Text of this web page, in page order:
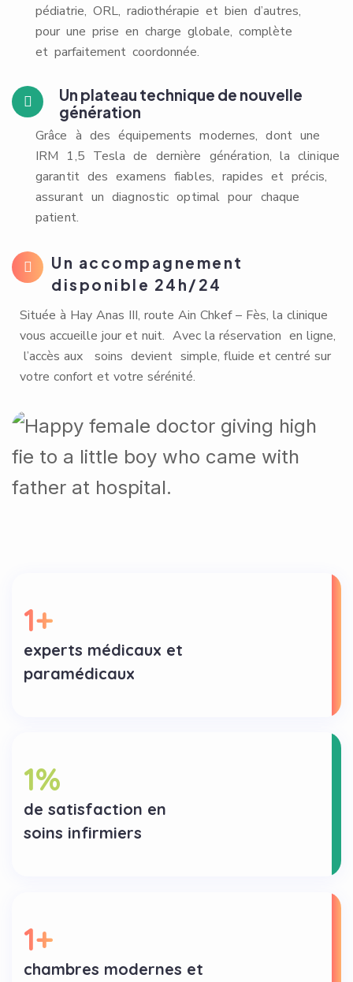
pédiatrie, ORL, radiothérapie et bien d’autres,
pour une prise en charge globale, complète
et parfaitement coordonnée.
Un plateau technique de nouvelle
génération
Grâce à des équipements modernes, dont une
IRM 1,5 Tesla de dernière génération, la clinique
garantit des examens fiables, rapides et précis,
assurant un diagnostic optimal pour chaque
patient.
Un accompagnement
disponible 24h/24
Située à Hay Anas III, route Ain Chkef – Fès, la clinique
vous accueille jour et nuit. Avec la réservation en ligne,
l’accès aux soins devient simple, fluide et centré sur
votre confort et votre sérénité.
1+
experts médicaux et
paramédicaux
1%
de satisfaction en
soins infirmiers
1+
chambres modernes et